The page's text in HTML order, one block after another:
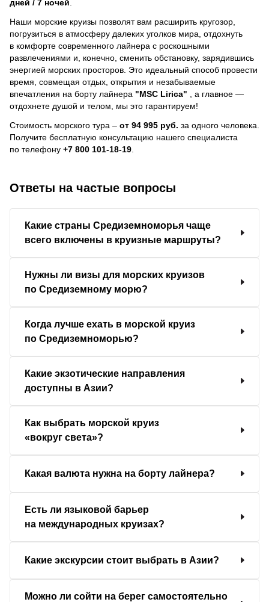
дней / 7 ночей
Наши морские круизы позволят вам расширить кругозор,
погрузиться в атмосферу далеких уголков мира, отдохнуть
в комфорте современного лайнера с роскошными
развлечениями и, конечно, сменить обстановку, зарядившись
энергией морских просторов. Это идеальный способ провести
время, совмещая отдых, открытия и незабываемые
впечатления на борту лайнера "MSC Lirica"
, a главное —
отдохнете душой и телом, мы это гарантируем!
Стоимость морского тура – от 94 995 руб. за одного человека.
Получите бесплатную консультацию нашего специалиста
по телефону +7 800 101-18-19
Ответы на частые вопросы
Какие страны Средиземноморья чаще
всего включены в круизные маршруты?
Нужны ли визы для морских круизов
по Средиземному морю?
Когда лучше ехать в морской круиз
по Средиземноморью?
Какие экзотические направления
доступны в Азии?
Как выбрать морской круиз
«вокруг света»?
Какая валюта нужна на борту лайнера?
Есть ли языковой барьер
на международных круизах?
Какие экскурсии стоит выбрать в Азии?
Можно ли сойти на берег самостоятельно